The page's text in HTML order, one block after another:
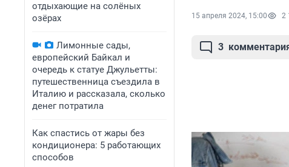
отдыхающие на солёных
озёрах
Лимонные сады,
европейский Байкал и
очередь к статуе Джульетты:
путешественница съездила в
Италию и рассказала, сколько
денег потратила
Как спастись от жары без
кондиционера: 5 работающих
способов
15 апреля 2024, 15:00 2
3